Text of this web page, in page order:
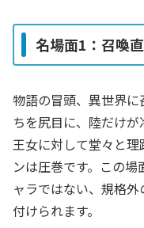
名場面1：召喚
物語の冒頭、異世界
ちを尻目に、陸だけ
王女に対して堂々と
ンは圧巻です。この
ャラではない、規格
付けられます。